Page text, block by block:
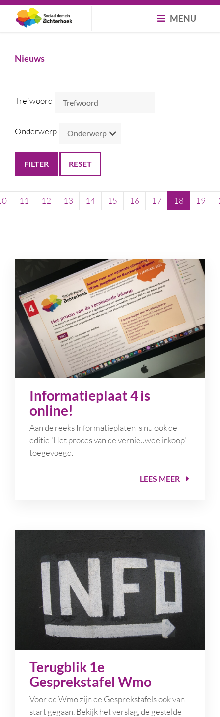
MENU
Nieuws
Trefwoord
Onderwerp
RESET
11 12 13 14 15 16 17 18 19
Informatieplaat 4 is
online!
Aan de reeks Informatieplaten is nu ook de
editie 'Het proces van de vernieuwde inkoop'
toegevoegd.
LEES MEER
Terugblik 1e
Gesprekstafel Wmo
Voor de Wmo zijn de Gesprekstafels ook van
start gegaan. Bekijk het verslag, de gestelde